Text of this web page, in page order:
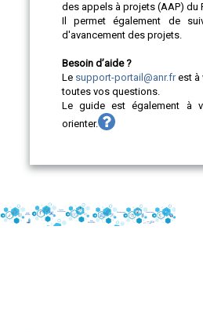
des appels à projets (AAP) du
Il permet également de
d'avancement des projets.
Besoin d’aide ?
Le support-portail@anr.frest à
toutes vos questions.
Le guide est également à
orienter.